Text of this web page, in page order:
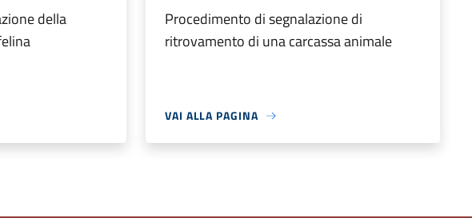
della
Procedimento di segnalazione di
ritrovamento di una carcassa animale
VAI ALLA PAGINA